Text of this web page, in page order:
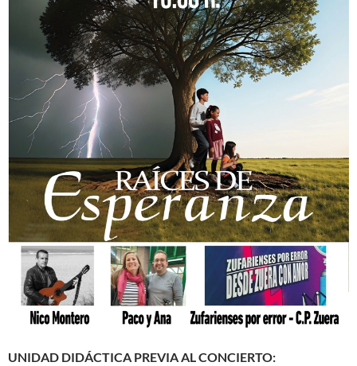
UNIDAD DIDÁCTICA PREVIA AL CONCIERTO: